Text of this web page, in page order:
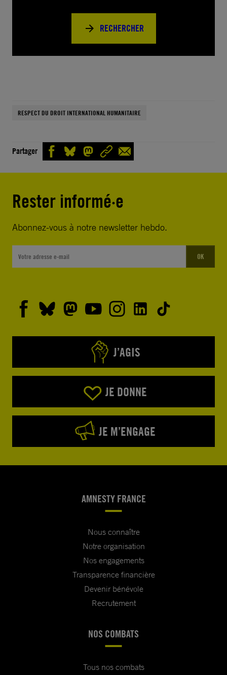
RECHERCHER
RESPECT DU DROIT INTERNATIONAL HUMANITAIRE
Partager
Rester informé·e
Abonnez-vous à notre newsletter hebdo.
OK
J’AGIS
JE DONNE
JE M’ENGAGE
AMNESTY FRANCE
Nous connaître
Notre organisation
Nos engagements
Transparence financière
Devenir bénévole
Recrutement
NOS COMBATS
Tous nos combats